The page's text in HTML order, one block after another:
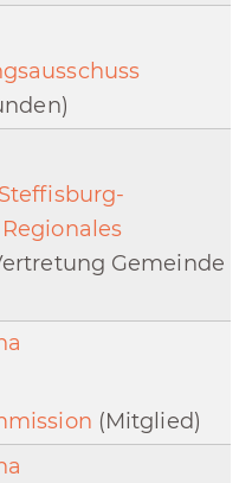
Gemeinde
(Mitglied)